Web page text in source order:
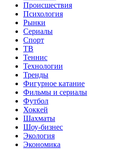
Происшествия
Психология
Рынки
Сериалы
Спорт
ТВ
Теннис
Технологии
Тренды
Фигурное катание
Фильмы и сериалы
Футбол
Хоккей
Шахматы
Шоу-бизнес
Экология
Экономика